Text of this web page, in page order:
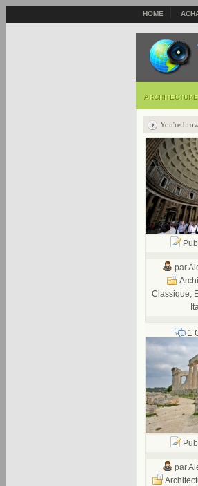
HOME
ARCHITECTURE
You're
par
Classique,
1
par